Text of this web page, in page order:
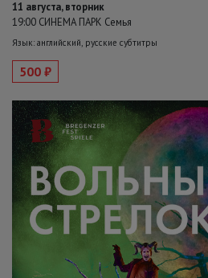
11 августа, вторник
19:00 СИНЕМА ПАРК Семья
Язык: английский, русские субтитры
500 ₽